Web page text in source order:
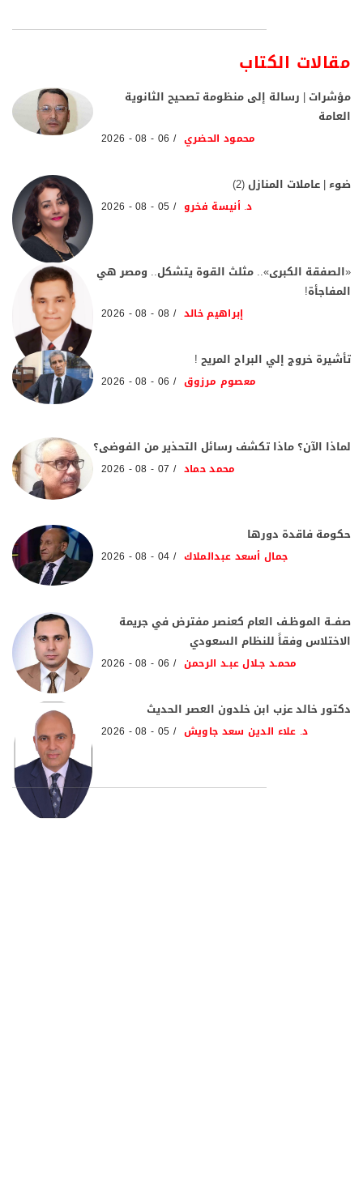
مقالات الكتاب
مؤشرات | رسالة إلى منظومة تصحيح الثانوية
العامة
محمود الحضري 06 - 08 - 2026
ضوء | عاملات المنازل (2)
د. أنيسة فخرو 05 - 08 - 2026
«الصفقة الكبرى».. مثلث القوة يتشكل.. ومصر هي
المفاجأة!
إبراهيم خالد 08 - 08 - 2026
تأشيرة خروج إلي البراح المريح !
معصوم مرزوق 06 - 08 - 2026
لماذا الآن؟ ماذا تكشف رسائل التحذير من الفوضى؟
محمد حماد 07 - 08 - 2026
حكومة فاقدة دورها
جمال أسعد عبدالملاك 04 - 08 - 2026
صفــة الموظـف العام كعنصر مفترض في جريمة
الاختلاس وفقاً للنظام السعودي
محمـد جـلال عبـد الرحمن 06 - 08 - 2026
دكتور خالد عزب ابن خلدون العصر الحديث
د. علاء الدين سعد جاويش 05 - 08 - 2026